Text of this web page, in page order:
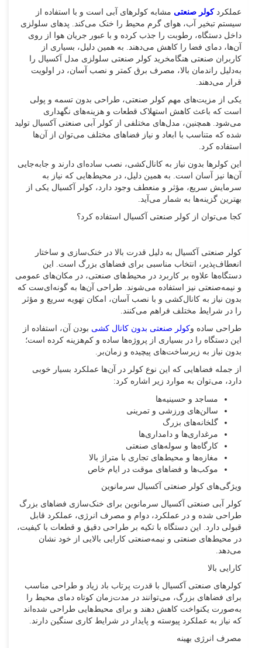
عملکردکولر صنعتی مشابه کولرهای آبی است و با استفاده از
سیستم تبخیر آب، هوای گرم محیط را خنک می‌کند. پدهای سلولزی
داخل دستگاه، رطوبت را جذب کرده و با عبور جریان هوا از روی
آن‌ها، دمای فضا را کاهش می‌دهند. به همین دلیل، بسیاری از
کاربران صنعتی هنگامخرید کولر صنعتی سلولزی مدل آکسیال را
به‌دلیل راندمان بالا، مصرف برق کمتر و نصب آسان، در اولویت
قرار می‌دهند.
یکی از مزیت‌های مهم کولر صنعتی، طراحی بدون تسمه و پولی
است که باعث کاهش استهلاک قطعات و هزینه‌های نگهداری
می‌شود. همچنین، مدل‌های مختلفی از کولر آبی صنعتی آکسیال تولید
شده که متناسب با ابعاد و نیاز فضاهای مختلف می‌توان از آن‌ها
استفاده کرد.
این کولرها بدون نیاز به کانال‌کشی، نصب ساده‌ای دارند و جابه‌جایی
آن‌ها نیز آسان است. به همین دلیل، در محیط‌هایی که نیاز به
سرمایش سریع، مؤثر و منعطف وجود دارد، کولر آکسیال یکی از
بهترین گزینه‌ها به شمار می‌آید.
کجا می‌توان از کولر صنعتی آکسیال استفاده کرد؟
کولر صنعتی آکسیال به دلیل قدرت بالا در خنک‌سازی و ساختار
انعطاف‌پذیر، انتخاب مناسبی برای فضاهای بزرگ است. این
دستگاه‌ها علاوه بر کاربرد در محیط‌های صنعتی، در مکان‌های عمومی
و نیمه‌صنعتی نیز استفاده می‌شوند. طراحی آن‌ها به گونه‌ای‌ست که
بدون نیاز به کانال‌کشی و با نصب آسان، امکان تهویه سریع و مؤثر
را در شرایط مختلف فراهم می‌کنند.
طراحی ساده وکولر صنعتی بدون کانال کشی بودن آن، استفاده از
این دستگاه را در بسیاری از پروژه‌ها ساده و کم‌هزینه کرده است؛
بدون نیاز به زیرساخت‌های پیچیده و زمان‌بر.
از جمله فضاهایی که این نوع کولر در آن‌ها عملکرد بسیار خوبی
دارد، می‌توان به موارد زیر اشاره کرد:
مساجد و حسینیه‌ها
سالن‌های ورزشی و تمرینی
گلخانه‌های بزرگ
مرغداری‌ها و دامداری‌ها
کارگاه‌ها و سوله‌های صنعتی
مغازه‌ها و محیط‌های تجاری با متراژ بالا
موکب‌ها و فضاهای موقت در ایام خاص
ویژگی‌های کولر صنعتی آکسیال سرمانوین
کولر آبی صنعتی آکسیال سرمانوین برای خنک‌سازی فضاهای بزرگ
طراحی شده و در عملکرد، دوام و مصرف انرژی، عملکرد قابل
قبولی دارد. این دستگاه با تکیه بر طراحی دقیق و قطعات با کیفیت،
در محیط‌های صنعتی و نیمه‌صنعتی کارایی بالایی از خود نشان
می‌دهد.
کارایی بالا
کولرهای صنعتی آکسیال با قدرت پرتاب باد زیاد و طراحی مناسب
برای فضاهای بزرگ، می‌توانند در مدت‌زمان کوتاه دمای محیط را
به‌صورت یکنواخت کاهش دهند و برای محیط‌هایی طراحی شده‌اند
که نیاز به عملکرد پیوسته و پایدار در شرایط کاری سنگین دارند.
مصرف انرژی بهینه